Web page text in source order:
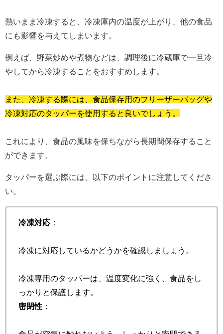
熱いまま冷凍すると、冷凍庫内の温度が上がり、他の食品
にも影響を与えてしまいます。
例えば、野菜炒めや煮物などは、調理後に冷蔵庫で一旦冷
やしてから冷凍することをおすすめします。
また、冷凍する際には、食品保存用のフリーザーバッグや
冷凍対応のタッパーを使用すると良いでしょう。
これにより、食品の風味を保ちながら長期間保存すること
ができます。
タッパーを選ぶ際には、以下のポイントに注意してくださ
い。
冷凍対応 ：
冷凍に対応しているかどうかを確認しましょう。
冷凍専用のタッパーは、温度変化に強く、食品をし
っかりと保護します。
密閉性 ：